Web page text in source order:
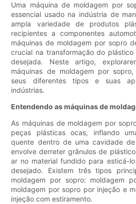
Uma máquina de moldagem por
essencial usado na indústria de
ampla variedade de produtos
recipientes a componentes
máquinas de moldagem por sopro
crucial na transformação do
desejada. Neste artigo,
máquinas de moldagem por
seus diferentes tipos e suas
indústrias.
Entendendo as máquinas de
As máquinas de moldagem por
peças plásticas ocas, inflando
quente dentro de uma cavidade
envolve derreter grânulos de
ar no material fundido para esticá-
desejado. Existem três tipos
moldagem por sopro: moldagem
moldagem por sopro por injeção e
injeção com estiramento.